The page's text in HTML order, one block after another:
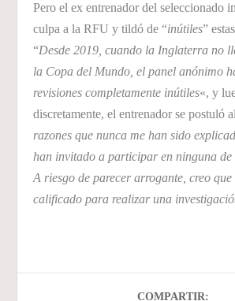
Pero el ex entrenador del seleccionado
culpa a la RFU y tildó de “inútiles”
“Desde 2019, cuando la Inglaterra no
la Copa del Mundo, el panel anónimo
revisiones completamente inútiles«, y
discretamente, el entrenador se postuló
razones que nunca me han sido
han invitado a participar en ninguna de
A riesgo de parecer arrogante, creo que
calificado para realizar una
COMPARTIR: